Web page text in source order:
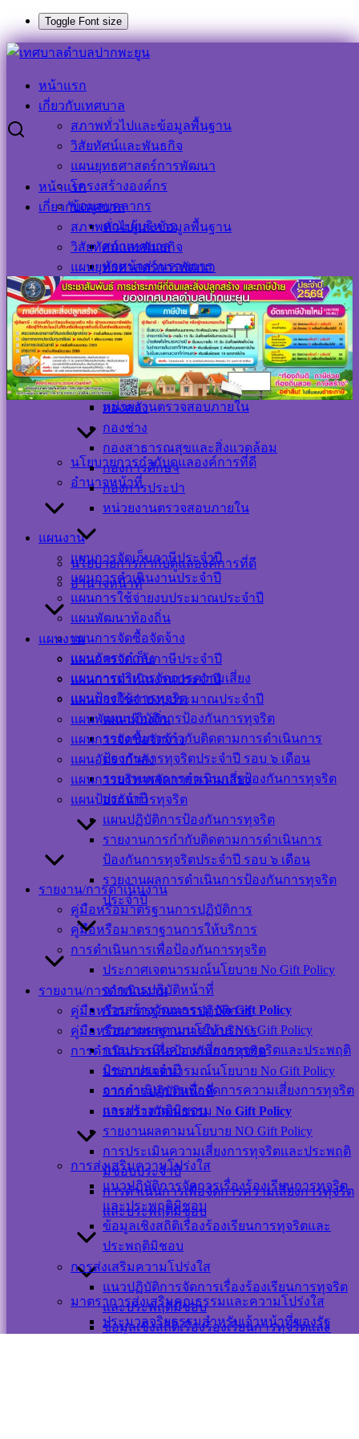
Toggle Font size
Skip
หน้าแรก
เกี่ยวกับเทศบาล
สภาพทั่วไปและข้อมูลพื้นฐาน
วิสัยทัศน์และพันธกิจ
แผนยุทธศาสตร์การพัฒนา
โครงสร้างองค์กร
ข้อมูลบุคลากร
คณะผู้บริหาร
สภาเทศบาล
หัวหน้าส่วนราชการ
สำนักปลัด
กองคลัง
กองช่าง
กองสาธารณสุขและสิ่งแวดล้อม
กองการศึกษา
กองการประปา
หน่วยงานตรวจสอบภายใน
นโยบายการกำกับดูแลองค์การที่ดี
อำนาจหน้าที่
แผนงาน
แผนการจัดเก็บภาษีประจำปี
แผนการดำเนินงานประจำปี
แผนการใช้จ่ายงบประมาณประจำปี
แผนพัฒนาท้องถิ่น
แผนการจัดซื้อจัดจ้าง
แผนอัตรากำลัง
แผนการบริหารจัดการความเสี่ยง
แผนป้องกันการทุจริต
แผนปฏิบัติการป้องกันการทุจริต
รายงานการกำกับติดตามการดำเนินการ
ป้องกันการทุจริตประจำปี รอบ ๖ เดือน
รายงานผลการดำเนินการป้องกันการทุจริต
ประจำปี
รายงาน/การดำเนินงาน
คู่มือหรือมาตรฐานการปฏิบัติการ
คู่มือหรือมาตราฐานการให้บริการ
การดำเนินการเพื่อป้องกันการทุจริต
ประกาศเจตนารมณ์นโยบาย No Gift Policy
จากการปฏิบัติหน้าที่
การสร้างวัฒนธรรมNo Gift Policy
รายงานผลตามนโยบาย NO Gift Policy
การประเมินความเสี่ยงการทุจริตและประพฤติ
มิชอบประจำปี
การดำเนินการเพื่อจัดการความเสี่ยงการทุจริต
และประพฤติมิชอบ
การส่งเสริมความโปร่งใส
แนวปฏิบัติการจัดการเรื่องร้องเรียนการทุจริต
และประพฤติมิชอบ
ข้อมูลเชิงสถิติเรื่องร้องเรียนการทุจริตและ
ประพฤติมิชอบ
มาตราการส่งเสริมคุณธรรมและความโปร่งใส
ประมวลจริยธรรมสำหรับเจ้าหน้าที่ของรัฐ
หน้าแรก
เกี่ยวกับเทศบาล
สภาพทั่วไปและข้อมูลพื้นฐาน
วิสัยทัศน์และพันธกิจ
แผนยุทธศาสตร์การพัฒนา
โครงสร้างองค์กร
ข้อมูลบุคลากร
คณะผู้บริหาร
สภาเทศบาล
หัวหน้าส่วนราชการ
สำนักปลัด
กองคลัง
กองช่าง
กองสาธารณสุขและสิ่งแวดล้อม
กองการศึกษา
กองการประปา
หน่วยงานตรวจสอบภายใน
นโยบายการกำกับดูแลองค์การที่ดี
อำนาจหน้าที่
แผนงาน
แผนการจัดเก็บภาษีประจำปี
แผนการดำเนินงานประจำปี
แผนการใช้จ่ายงบประมาณประจำปี
แผนพัฒนาท้องถิ่น
แผนการจัดซื้อจัดจ้าง
แผนอัตรากำลัง
แผนการบริหารจัดการความเสี่ยง
แผนป้องกันการทุจริต
แผนปฏิบัติการป้องกันการทุจริต
รายงานการกำกับติดตามการดำเนินการ
ป้องกันการทุจริตประจำปี รอบ ๖ เดือน
รายงานผลการดำเนินการป้องกันการทุจริต
ประจำปี
รายงาน/การดำเนินงาน
คู่มือหรือมาตรฐานการปฏิบัติการ
คู่มือหรือมาตราฐานการให้บริการ
การดำเนินการเพื่อป้องกันการทุจริต
ประกาศเจตนารมณ์นโยบาย No Gift Policy
จากการปฏิบัติหน้าที่
การสร้างวัฒนธรรม No Gift Policy
รายงานผลตามนโยบาย NO Gift Policy
การประเมินความเสี่ยงการทุจริตและประพฤติ
มิชอบประจำปี
การดำเนินการเพื่อจัดการความเสี่ยงการทุจริต
และประพฤติมิชอบ
การส่งเสริมความโปร่งใส
แนวปฏิบัติการจัดการเรื่องร้องเรียนการทุจริต
และประพฤติมิชอบ
ข้อมูลเชิงสถิติเรื่องร้องเรียนการทุจริตและ
การชำระภาษีที่ดินและสิ่งปลูกสร้างและภาษีป้าย ประจำปี
๒๕๖๙
การชำระภาษีที่ดินและสิ่งปลูกสร้างและ
ภาษีป้าย ประจำปี ๒๕๖๙
10 เมษายน 202610 เมษายน 2026
เทศบาลตำบลปากพะยูน
ข่าวด่วน,
Visitor Counter
Users Today : 10
Users This Month :
Users This Year :
Total Users : 39459
Who's Online : 0
Your IP Address :
216.73.216.230
Powered ByWPS Visitor
เครือข่าย
ออนไลน์
แผนผังเว็บไซต์
นโยบายการ
ส่วนบุคคล และ
การใช้งานคุกกี้
นโยบายการ
รักษาความ
©สงวนลิขสิทธิ์ เทศบาลตำบลปากพะยูน.
ติดต่อ-สอบถาม
Messenger